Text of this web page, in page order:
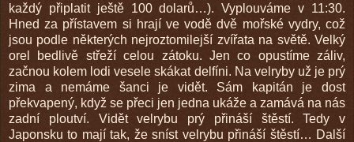
každý připlatit ještě 100 dolarů…). Vyplouváme v 11:30.
Hned za přístavem si hrají ve vodě dvě mořské vydry, což
jsou podle některých nejroztomilejší zvířata na světě. Velký
orel bedlivě střeží celou zátoku. Jen co opustíme záliv,
začnou kolem lodi vesele skákat delfíni. Na velryby už je prý
zima a nemáme šanci je vidět. Sám kapitán je dost
překvapený, když se přeci jen jedna ukáže a zamává na nás
zadní ploutví. Vidět velrybu prý přináší štěstí. Tedy v
Japonsku to mají tak, že sníst velrybu přináší štěstí… Další